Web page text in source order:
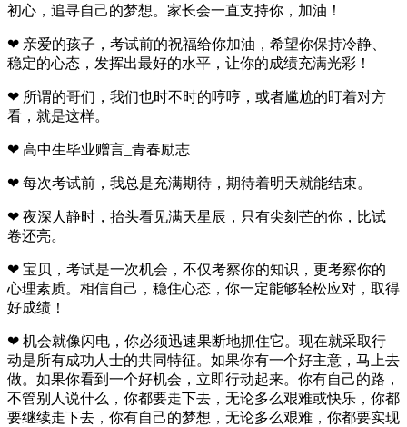
初心，追寻自己的梦想。家长会一直支持你，加油！
❤ 亲爱的孩子，考试前的祝福给你加油，希望你保持冷静、
稳定的心态，发挥出最好的水平，让你的成绩充满光彩！
❤ 所谓的哥们，我们也时不时的哼哼，或者尴尬的盯着对方
看，就是这样。
❤ 高中生毕业赠言_青春励志
❤ 每次考试前，我总是充满期待，期待着明天就能结束。
❤ 夜深人静时，抬头看见满天星辰，只有尖刻芒的你，比试
卷还亮。
❤ 宝贝，考试是一次机会，不仅考察你的知识，更考察你的
心理素质。相信自己，稳住心态，你一定能够轻松应对，取得
好成绩！
❤ 机会就像闪电，你必须迅速果断地抓住它。现在就采取行
动是所有成功人士的共同特征。如果你有一个好主意，马上去
做。如果你看到一个好机会，立即行动起来。你有自己的路，
不管别人说什么，你都要走下去，无论多么艰难或快乐，你都
要继续走下去，你有自己的梦想，无论多么艰难，你都要实现